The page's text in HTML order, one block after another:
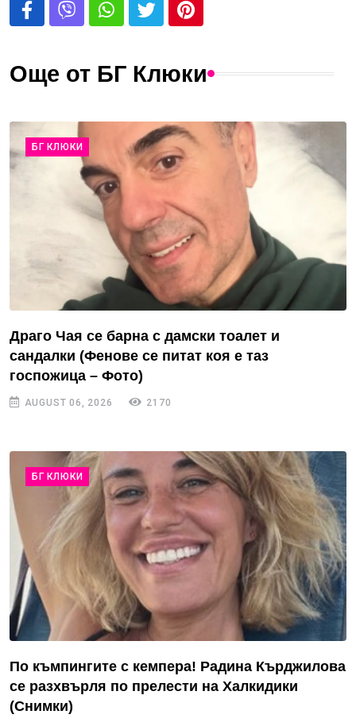
Още от БГ Клюки
БГ КЛЮКИ
Драго Чая се барна с дамски тоалет и
сандалки (Фенове се питат коя е таз
госпожица – Фото)
AUGUST 06, 2026 2170
БГ КЛЮКИ
По къмпингите с кемпера! Радина Кърджилова
се разхвърля по прелести на Халкидики
(Снимки)